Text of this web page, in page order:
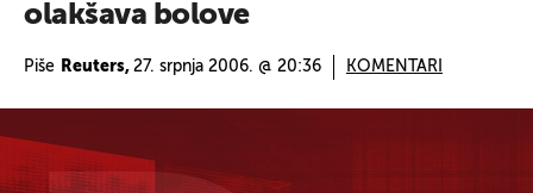
olakšava bolove
Piše Reuters, 27. srpnja 2006. @ 20:36 KOMENTARI